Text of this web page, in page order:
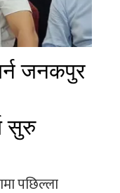
जनकपुर
सुरु
पछिल्ला